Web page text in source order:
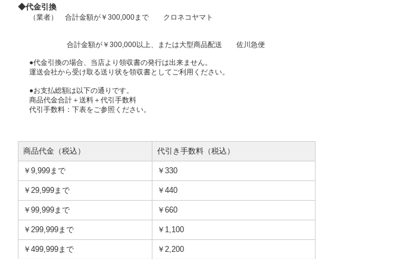
◆代金引換
（業者） 合計金額が￥300,000まで クロネコヤマト
合計金額が￥300,000以上、または大型商品配送 佐川急便
●代金引換の場合、当店より領収書の発行は出来ません。
運送会社から受け取る送り状を領収書としてご利用ください。
●お支払総額は以下の通りです。
商品代金合計＋送料＋代引手数料
代引手数料：下表をご参照ください。
商品代金（税込） 代引き手数料（税込）
￥9,999まで ￥330
￥29,999まで ￥440
￥99,999まで ￥660
￥299,999まで ￥1,100
￥499,999まで ￥2,200